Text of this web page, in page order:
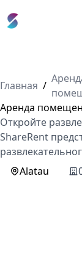
Главная /
Аренда
Откройте
ShareRent
Alatau